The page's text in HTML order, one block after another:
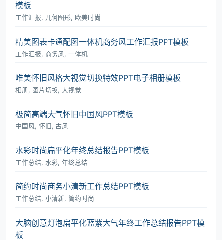
模板
工作汇报, 几何图形, 欧美时尚
精美图表卡通配图一体机商务风工作汇报PPT模板
工作汇报, 商务风, 一体机
唯美怀旧风格大视觉切换特效PPT电子相册模板
相册, 图片切换, 大视觉
极简高端大气怀旧中国风PPT模板
中国风, 怀旧, 古风
水彩时尚扁平化年终总结报告PPT模板
工作总结, 水彩, 年终总结
简约时尚商务小清新工作总结PPT模板
工作总结, 小清新, 简约时尚
大脑创意灯泡扁平化蓝紫大气年终工作总结报告PPT模
板